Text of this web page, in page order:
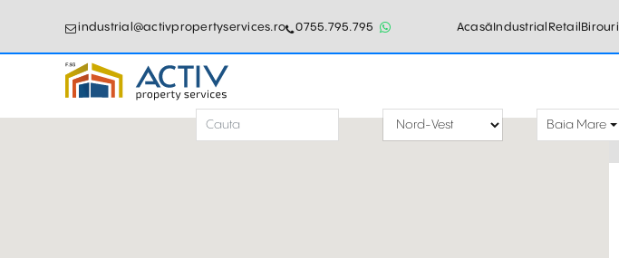
industrial@activpropertyservices.ro 0755.795.795 AcasăIndustrial RetailBirouri
Baia Mare